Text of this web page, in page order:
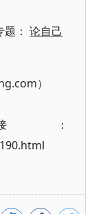
题：论自己
）
：